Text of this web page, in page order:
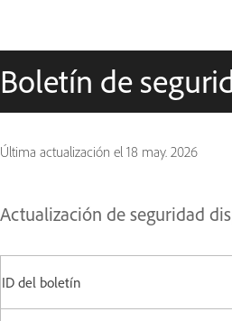
Boletín de
Última actualización el 18 may. 2026
Actualización de seguridad
ID del boletín